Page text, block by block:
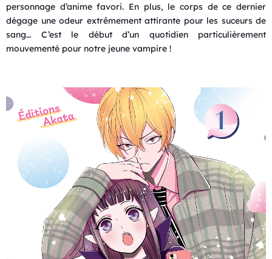
personnage d’anime favori. En plus, le corps de ce dernier
dégage une odeur extrêmement attirante pour les suceurs de
sang… C’est le début d’un quotidien particulièrement
mouvementé pour notre jeune vampire !